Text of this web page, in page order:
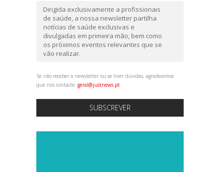
Dirigida exclusivamente a profissionais
de saúde, a nossa newsletter partilha
notícias de saúde exclusivas e
divulgadas em primeira mão, bem como
os próximos eventos relevantes que se
vão realizar.
Se não receber a newsletter ou se tiver dúvidas, agradecemos
que nos contacte: geral@justnews.pt
SUBSCREVER